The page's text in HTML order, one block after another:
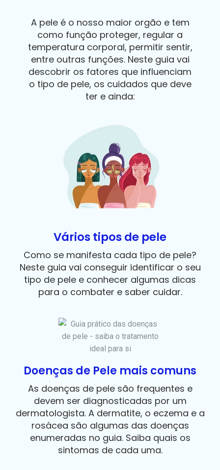
A pele é o nosso maior orgão e tem
como função proteger, regular a
temperatura corporal, permitir sentir,
entre outras funções. Neste guia vai
descobrir os fatores que influenciam
o tipo de pele, os cuidados que deve
ter e ainda:
Vários tipos de pele
Como se manifesta cada tipo de pele?
Neste guia vai conseguir identificar o seu
tipo de pele e conhecer algumas dicas
para o combater e saber cuidar.
Doenças de Pele mais comuns
As doenças de pele são frequentes e
devem ser diagnosticadas por um
dermatologista. A dermatite, o eczema e a
rosácea são algumas das doenças
enumeradas no guia. Saiba quais os
sintomas de cada uma.